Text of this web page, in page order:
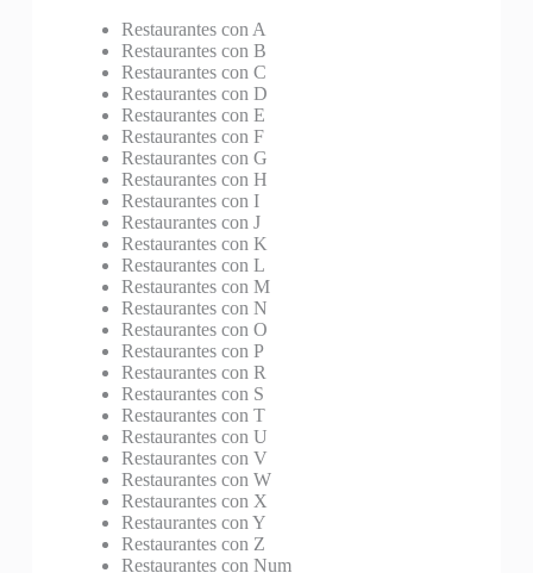
Restaurantes con A
Restaurantes con B
Restaurantes con C
Restaurantes con D
Restaurantes con E
Restaurantes con F
Restaurantes con G
Restaurantes con H
Restaurantes con I
Restaurantes con J
Restaurantes con K
Restaurantes con L
Restaurantes con M
Restaurantes con N
Restaurantes con O
Restaurantes con P
Restaurantes con R
Restaurantes con S
Restaurantes con T
Restaurantes con U
Restaurantes con V
Restaurantes con W
Restaurantes con X
Restaurantes con Y
Restaurantes con Z
Restaurantes con Num